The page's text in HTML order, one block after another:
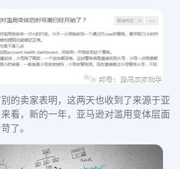
的卖家表明，这两天也收到了来源于亚
看，新的一年，亚马逊对滥用变体层面
了。